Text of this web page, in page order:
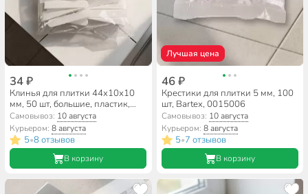
34 ₽
Клинья для плитки 44х10х10
мм, 50 шт, большие, пластик,
3026002
Самовывоз: 10 августа
Курьером:8 августа
5•8 отзывов
В корзину
Лучшая цена
46 ₽
Крестики для плитки 5 мм, 100
шт, Bartex, 0015006
Самовывоз: 10 августа
Курьером: 8 августа
5•7 отзывов
В корзину